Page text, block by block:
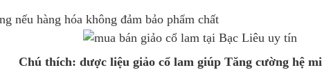
nếu hàng hóa không đảm bảo phẩm chất
Chú thích: dược liệu giảo cổ lam giúp Tăng cường hệ